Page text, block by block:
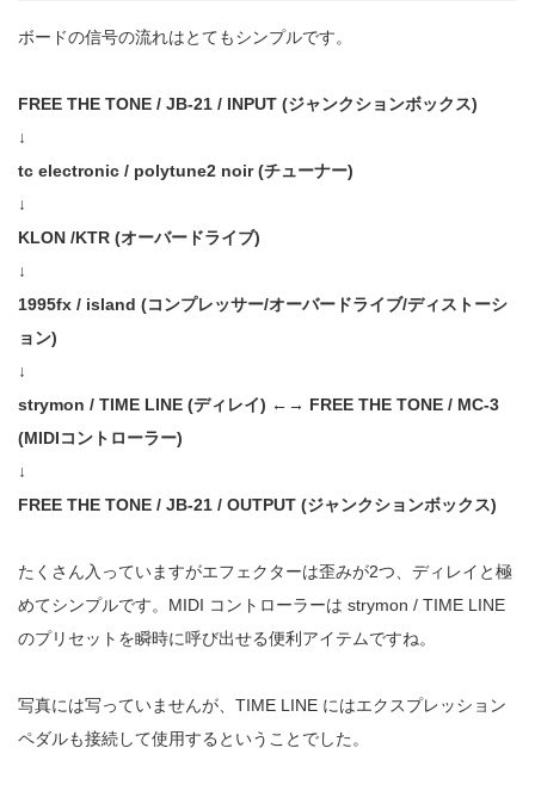
ボードの信号の流れはとてもシンプルです。
FREE THE TONE / JB-21 / INPUT (ジャンクションボックス)
↓
tc electronic / polytune2 noir (チューナー)
↓
KLON /KTR (オーバードライブ)
↓
1995fx / island (コンプレッサー/オーバードライブ/ディストーシ
ョン)
↓
strymon / TIME LINE (ディレイ) ←→ FREE THE TONE / MC-3
(MIDIコントローラー)
↓
FREE THE TONE / JB-21 / OUTPUT (ジャンクションボックス)
たくさん入っていますがエフェクターは歪みが2つ、ディレイと極
めてシンプルです。MIDI コントローラーは strymon / TIME LINE
のプリセットを瞬時に呼び出せる便利アイテムですね。
写真には写っていませんが、TIME LINE にはエクスプレッション
ペダルも接続して使用するということでした。